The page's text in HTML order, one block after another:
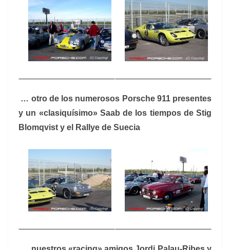
… otro de los numerosos Porsche 911 presentes
y un «clasiquísimo» Saab de los tiempos de Stig
Blomqvist y el Rallye de Suecia